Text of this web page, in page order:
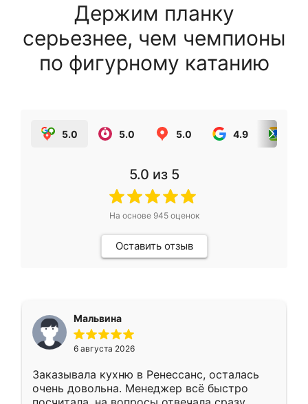
Держим планку
серьезнее, чем чемпионы
по фигурному катанию
5.0 5.0 5.0 4.9
5.0 из 5
На основе 945оценок
Оставить отзыв
Мальвина
6 августа 2026
Заказывала кухню в Ренессанс, осталась
очень довольна. Менеджер всё быстро